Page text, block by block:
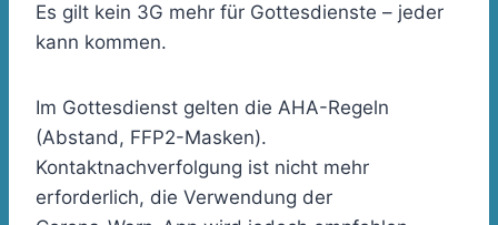
Es gilt kein 3G mehr für Gottesdienste – jeder
kann kommen.
Im Gottesdienst gelten die AHA-Regeln
(Abstand, FFP2-Masken).
Kontaktnachverfolgung ist nicht mehr
erforderlich, die Verwendung der